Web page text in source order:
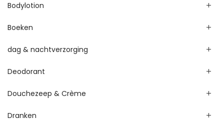
Bodylotion
Boeken
dag & nachtverzorging
Deodorant
Douchezeep & Crème
Dranken